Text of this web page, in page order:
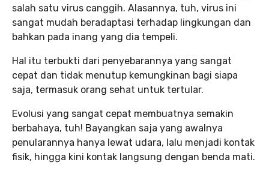
salah satu virus canggih. Alasannya, tuh, virus ini
sangat mudah beradaptasi terhadap lingkungan dan
bahkan pada inang yang dia tempeli.
Hal itu terbukti dari penyebarannya yang sangat
cepat dan tidak menutup kemungkinan bagi siapa
saja, termasuk orang sehat untuk tertular.
Evolusi yang sangat cepat membuatnya semakin
berbahaya, tuh! Bayangkan saja yang awalnya
penularannya hanya lewat udara, lalu menjadi kontak
fisik, hingga kini kontak langsung dengan benda mati.